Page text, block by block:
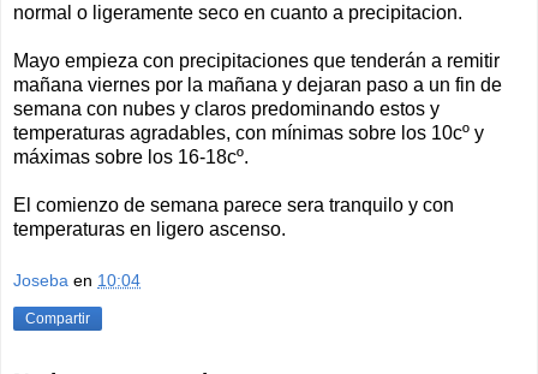
normal o ligeramente seco en cuanto a precipitacion.
Mayo empieza con precipitaciones que tenderán a remitir
mañana viernes por la mañana y dejaran paso a un fin de
semana con nubes y claros predominando estos y
temperaturas agradables, con mínimas sobre los 10cº y
máximas sobre los 16-18cº.
El comienzo de semana parece sera tranquilo y con
temperaturas en ligero ascenso.
Joseba en 10:04
Compartir